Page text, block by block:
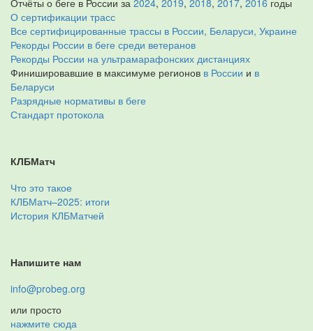
Отчёты о беге в России за 2024, 2019, 2018, 2017, 2016 годы
О сертификации трасс
Все сертифицированные трассы в России, Беларуси, Украине
Рекорды России в беге среди ветеранов
Рекорды России на ультрамарафонских дистанциях
Финишировавшие в максимуме регионов в России и в
Беларуси
Разрядные нормативы в беге
Стандарт протокола
КЛБМатч
Что это такое
КЛБМатч–2025: итоги
История КЛБМатчей
Напишите нам
info@probeg.org
или просто
нажмите сюда